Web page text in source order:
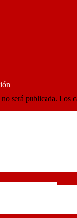
será publicada. Los